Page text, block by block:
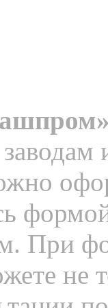
заводам
При
не